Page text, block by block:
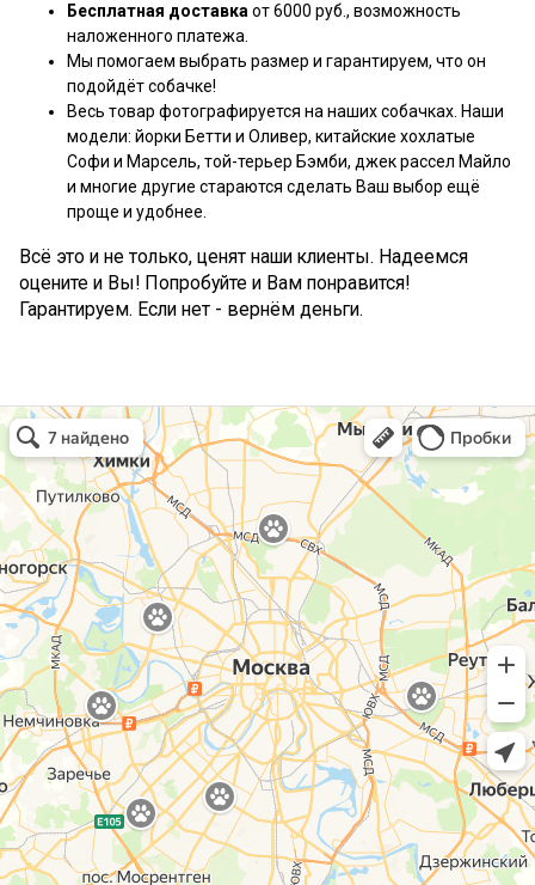
Бесплатная доставка от 6000 руб., возможность
наложенного платежа.
Мы помогаем выбрать размер и гарантируем, что он
подойдёт собачке!
Весь товар фотографируется на наших собачках. Наши
модели: йорки Бетти и Оливер, китайские хохлатые
Софи и Марсель, той-терьер Бэмби, джек рассел Майло
и многие другие стараются сделать Ваш выбор ещё
проще и удобнее.
Всё это и не только, ценят наши клиенты. Надеемся
оцените и Вы! Попробуйте и Вам понравится!
Гарантируем. Если нет - вернём деньги.